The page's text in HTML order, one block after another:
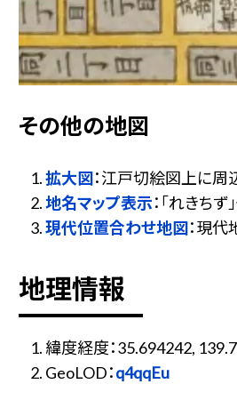
その他の地図
拡大図：江戸切絵図上に周
地名マップ表示：「れきち
現代位置合わせ地図：現
地理情報
緯度経度：35.694242,
GeoLOD：q4qqEu